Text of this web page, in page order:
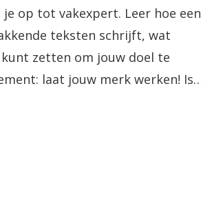
op tot vakexpert. Leer hoe een
teksten schrijft, wat
zetten om jouw doel te
laat jouw merk werken! Is
je verzekerd van een waardevol